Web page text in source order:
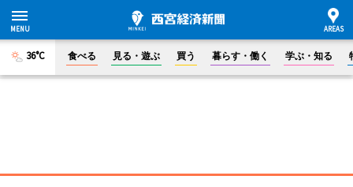
36°C 食べる 見る・遊ぶ 買う 暮らす・働く 学ぶ・知る